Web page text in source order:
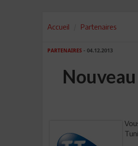
Accueil Partenaires
PARTENAIRES - 04.12.2013